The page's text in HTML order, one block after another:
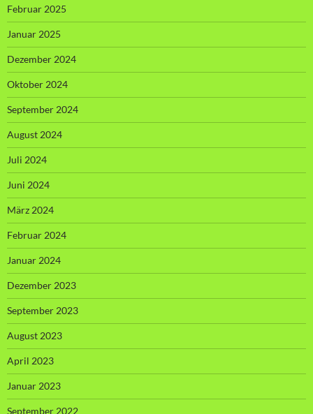
Februar 2025
Januar 2025
Dezember 2024
Oktober 2024
September 2024
August 2024
Juli 2024
Juni 2024
März 2024
Februar 2024
Januar 2024
Dezember 2023
September 2023
August 2023
April 2023
Januar 2023
September 2022